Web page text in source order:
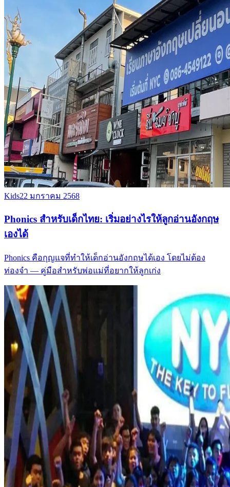
Kids22 มกราคม 2568
Phonics สำหรับเด็กไทย: เริ่มอย่างไรให้ลูกอ่านอังกฤษ
เองได้
Phonics คือกุญแจที่ทำให้เด็กอ่านอังกฤษได้เอง โดยไม่ต้อง
ท่องจำ — คู่มือสำหรับพ่อแม่ที่อยากให้ลูกเก่ง